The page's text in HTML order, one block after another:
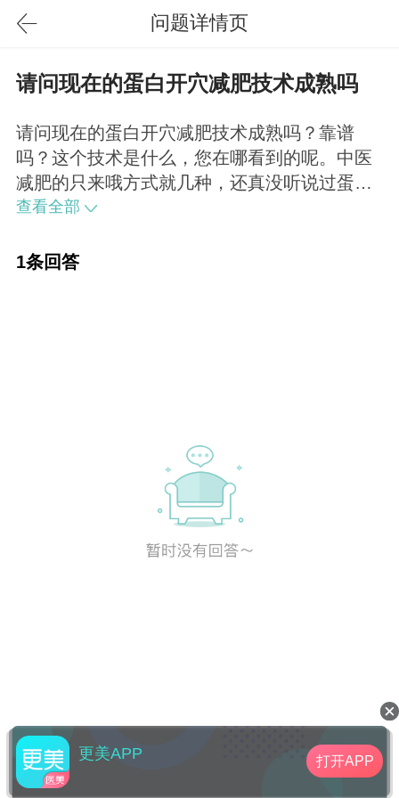
问题详情页
请问现在的蛋白开穴减肥技术成熟吗
请问现在的蛋白开穴减肥技术成熟吗？靠谱
吗？这个技术是什么，您在哪看到的呢。中医
减肥的只来哦方式就几种，还真没听说过蛋白
开穴减肥。
查看全部
1条回答
更美APP 打开APP